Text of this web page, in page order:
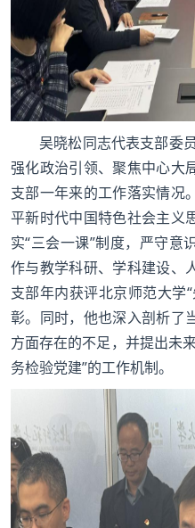
吴晓松同志代表支部委
强化政治引领、聚焦中心大
支部一年来的工作落实情况
平新时代中国特色社会主义
实“三会一课”制度，严守意
作与教学科研、学科建设、
支部年内获评北京师范大学
彰。同时，他也深入剖析了
方面存在的不足，并提出未
务检验党建”的工作机制。